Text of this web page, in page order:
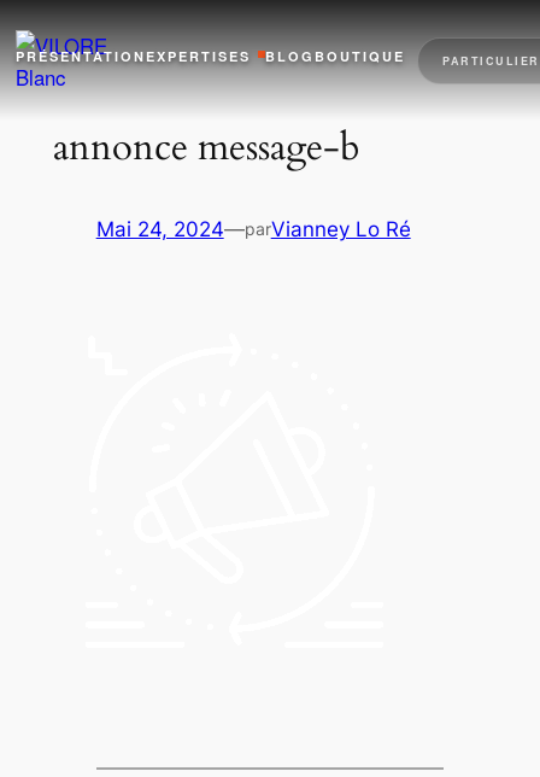
Aller
au
contenu
PRÉSENTATION EXPERTISES BLOG BOUTIQUE PARTICULIER
annonce message-b
Mai 24, 2024—parVianney Lo Ré